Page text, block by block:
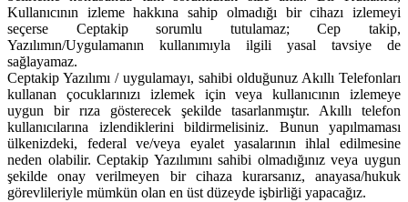
Kullanıcının izleme hakkına sahip olmadığı bir cihazı izlemeyi
seçerse Ceptakip sorumlu tutulamaz; Cep takip,
Yazılımın/Uygulamanın kullanımıyla ilgili yasal tavsiye de
sağlayamaz.
Ceptakip Yazılımı / uygulamayı, sahibi olduğunuz Akıllı Telefonları
kullanan çocuklarınızı izlemek için veya kullanıcının izlemeye
uygun bir rıza gösterecek şekilde tasarlanmıştır. Akıllı telefon
kullanıcılarına izlendiklerini bildirmelisiniz. Bunun yapılmaması
ülkenizdeki, federal ve/veya eyalet yasalarının ihlal edilmesine
neden olabilir. Ceptakip Yazılımını sahibi olmadığınız veya uygun
şekilde onay verilmeyen bir cihaza kurarsanız, anayasa/hukuk
görevlileriyle mümkün olan en üst düzeyde işbirliği yapacağız.